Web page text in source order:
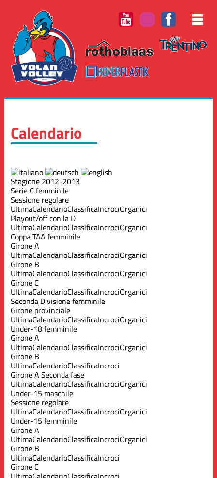
Calendario
Stagione 2012-2013
Serie C femminile
Sessione regolare
UltimaCalendarioClassificaIncrociOrganici
Playout/off con la D
UltimaCalendarioClassificaIncrociOrganici
Coppa TAA femminile
Girone A
UltimaCalendarioClassificaIncrociOrganici
Girone B
UltimaCalendarioClassificaIncrociOrganici
Girone C
UltimaCalendarioClassificaIncrociOrganici
Seconda Divisione femminile
Girone provinciale
UltimaCalendarioClassificaIncrociOrganici
Under-18 femminile
Girone A
UltimaCalendarioClassificaIncrociOrganici
Girone B
UltimaCalendarioClassificaIncroci
Girone A Seconda fase
UltimaCalendarioClassificaIncrociOrganici
Under-15 maschile
Sessione regolare
UltimaCalendarioClassificaIncrociOrganici
Under-15 femminile
Girone A
UltimaCalendarioClassificaIncrociOrganici
Girone B
UltimaCalendarioClassificaIncroci
Girone C